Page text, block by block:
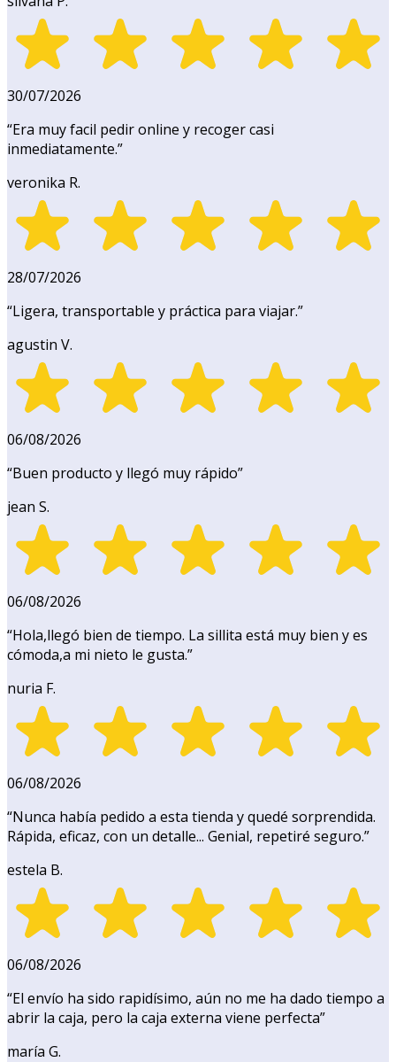
30/07/2026
“Era muy facil pedir online y recoger casi
inmediatamente.”
veronika R.
28/07/2026
“Ligera, transportable y práctica para viajar.”
agustin V.
06/08/2026
“Buen producto y llegó muy rápido”
jean S.
06/08/2026
“Hola,llegó bien de tiempo. La sillita está muy bien y es
cómoda,a mi nieto le gusta.”
nuria F.
06/08/2026
“Nunca había pedido a esta tienda y quedé sorprendida.
Rápida, eficaz, con un detalle... Genial, repetiré seguro.”
estela B.
06/08/2026
“El envío ha sido rapidísimo, aún no me ha dado tiempo a
abrir la caja, pero la caja externa viene perfecta”
maría G.